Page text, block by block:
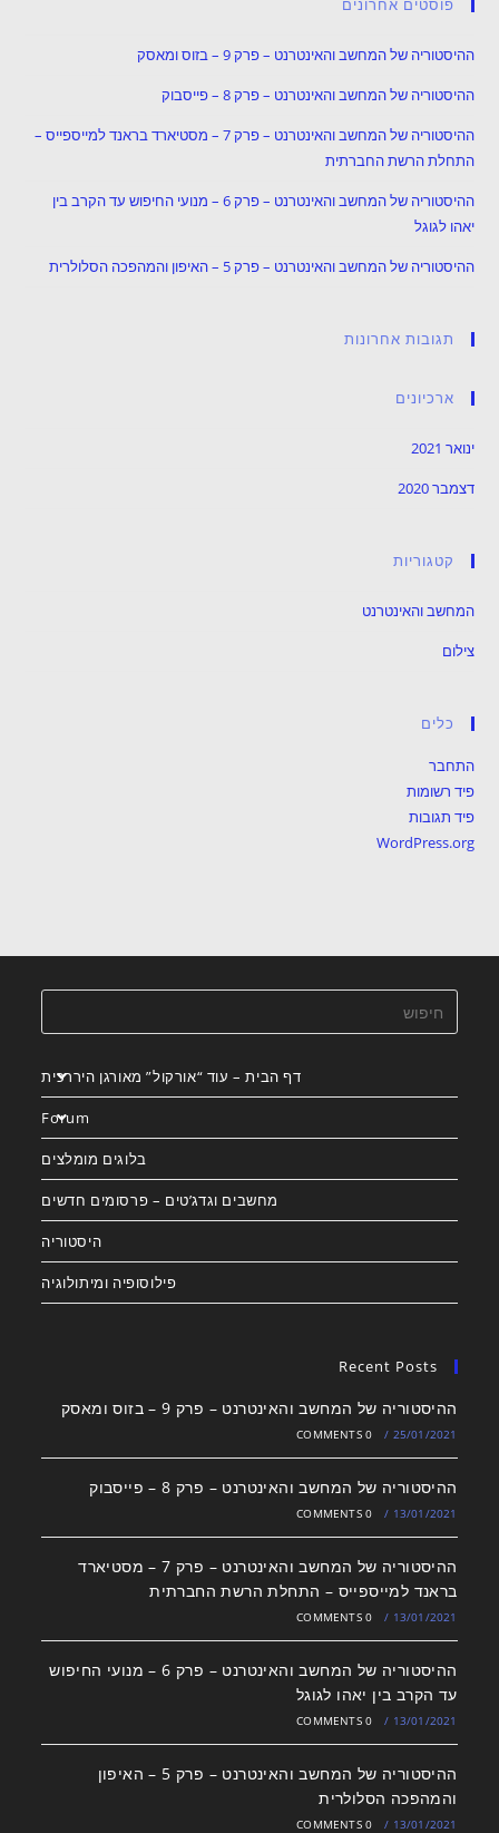
פוסטים אחרונים
ההיסטוריה של המחשב והאינטרנט – פרק 9 – בזוס ומאסק
ההיסטוריה של המחשב והאינטרנט – פרק 8 – פייסבוק
ההיסטוריה של המחשב והאינטרנט – פרק 7 – מסטיארד בראנד למייספייס –
התחלת הרשת החברתית
ההיסטוריה של המחשב והאינטרנט – פרק 6 – מנועי החיפוש עד הקרב בין
יאהו לגוגל
ההיסטוריה של המחשב והאינטרנט – פרק 5 – האיפון והמהפכה הסלולרית
תגובות אחרונות
ארכיונים
ינואר 2021
דצמבר 2020
קטגוריות
המחשב והאינטרנט
צילום
כלים
התחבר
פיד רשומות
פיד תגובות
WordPress.org
דף הבית – עוד “אורקול” מאורגן היררכית
Forum
בלוגים מומלצים
מחשבים וגדג’טים – פרסומים חדשים
היסטוריה
פילוסופיה ומיתולוגיה
Recent Posts
ההיסטוריה של המחשב והאינטרנט – פרק 9 – בזוס ומאסק
25/01/2021
/
0 COMMENTS
ההיסטוריה של המחשב והאינטרנט – פרק 8 – פייסבוק
13/01/2021
/
0 COMMENTS
ההיסטוריה של המחשב והאינטרנט – פרק 7 – מסטיארד
בראנד למייספייס – התחלת הרשת החברתית
13/01/2021
/
0 COMMENTS
ההיסטוריה של המחשב והאינטרנט – פרק 6 – מנועי החיפוש
עד הקרב בין יאהו לגוגל
13/01/2021
/
0 COMMENTS
ההיסטוריה של המחשב והאינטרנט – פרק 5 – האיפון
והמהפכה הסלולרית
13/01/2021
/
0 COMMENTS